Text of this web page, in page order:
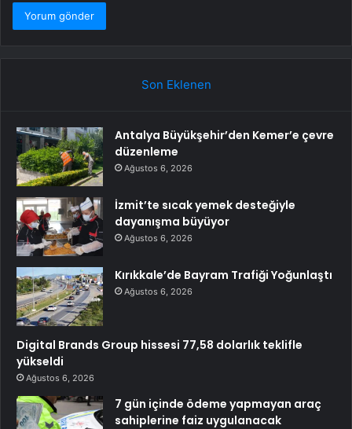
Son Eklenen
Antalya Büyükşehir’den Kemer’e çevre
düzenleme
Ağustos 6, 2026
İzmit’te sıcak yemek desteğiyle
dayanışma büyüyor
Ağustos 6, 2026
Kırıkkale’de Bayram Trafiği Yoğunlaştı
Ağustos 6, 2026
Digital Brands Group hissesi 77,58 dolarlık teklifle
yükseldi
Ağustos 6, 2026
7 gün içinde ödeme yapmayan araç
sahiplerine faiz uygulanacak